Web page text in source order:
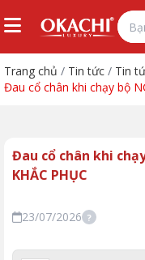
Trang chủ / Tin tức / Tin
Đau cổ chân khi chạy bộ
Đau cổ chân khi
KHẮC PHỤC
23/07/2026 ?